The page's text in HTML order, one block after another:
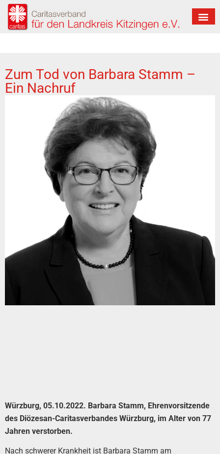
Zum Tod von Barbara Stamm –
Ein Nachruf
Würzburg, 05.10.2022. Barbara Stamm, Ehrenvorsitzende
des Diözesan-Caritasverbandes Würzburg, im Alter von 77
Jahren verstorben.
Nach schwerer Krankheit ist Barbara Stamm am